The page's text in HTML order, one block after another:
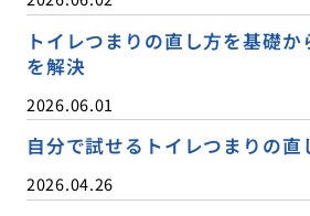
トイレつまりの直し方を基礎
を解決
2026.06.01
自分で試せるトイレつまりの直
2026.04.26